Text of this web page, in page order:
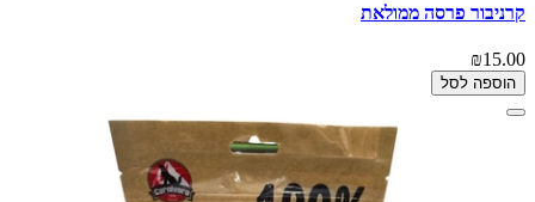
קרניבור פרסה ממולאת
₪15.00
הוספה לסל